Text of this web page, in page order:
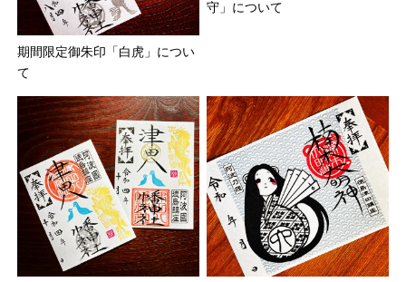
期間限定御朱印「白虎」につい
て
守」について